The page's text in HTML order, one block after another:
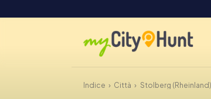
Indice Città Stolberg (Rheinland)